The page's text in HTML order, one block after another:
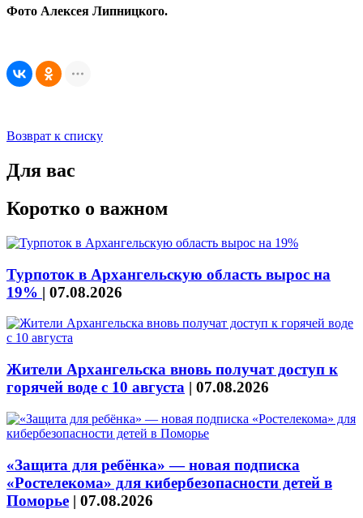
Фото Алексея Липницкого.
Возврат к списку
Для вас
Коротко о важном
Турпоток в Архангельскую область вырос на
19% | 07.08.2026
Жители Архангельска вновь получат доступ к
горячей воде с 10 августа | 07.08.2026
«Защита для ребёнка» — новая подписка
«Ростелекома» для кибербезопасности детей в
Поморье | 07.08.2026